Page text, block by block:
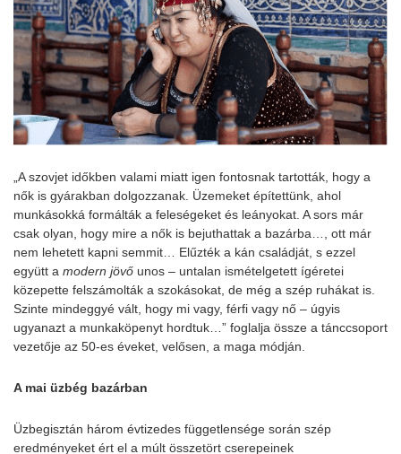
„A szovjet időkben valami miatt igen fontosnak tartották, hogy a
nők is gyárakban dolgozzanak. Üzemeket építettünk, ahol
munkásokká formálták a feleségeket és leányokat. A sors már
csak olyan, hogy mire a nők is bejuthattak a bazárba…, ott már
nem lehetett kapni semmit… Elűzték a kán családját, s ezzel
együtt a modern jövő unos – untalan ismételgetett ígéretei
közepette felszámolták a szokásokat, de még a szép ruhákat is.
Szinte mindeggyé vált, hogy mi vagy, férfi vagy nő – úgyis
ugyanazt a munkaköpenyt hordtuk…” foglalja össze a tánccsoport
vezetője az 50-es éveket, velősen, a maga módján.
A mai üzbég bazárban
Üzbegisztán három évtizedes függetlensége során szép
eredményeket ért el a múlt összetört cserepeinek